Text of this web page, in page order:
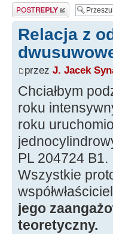
Odpowiedz
Relacja z
przez J. Jacek
Chciałbym
roku
roku
PL 204724 B1.
Wszystkie
jego
teoretyczny.